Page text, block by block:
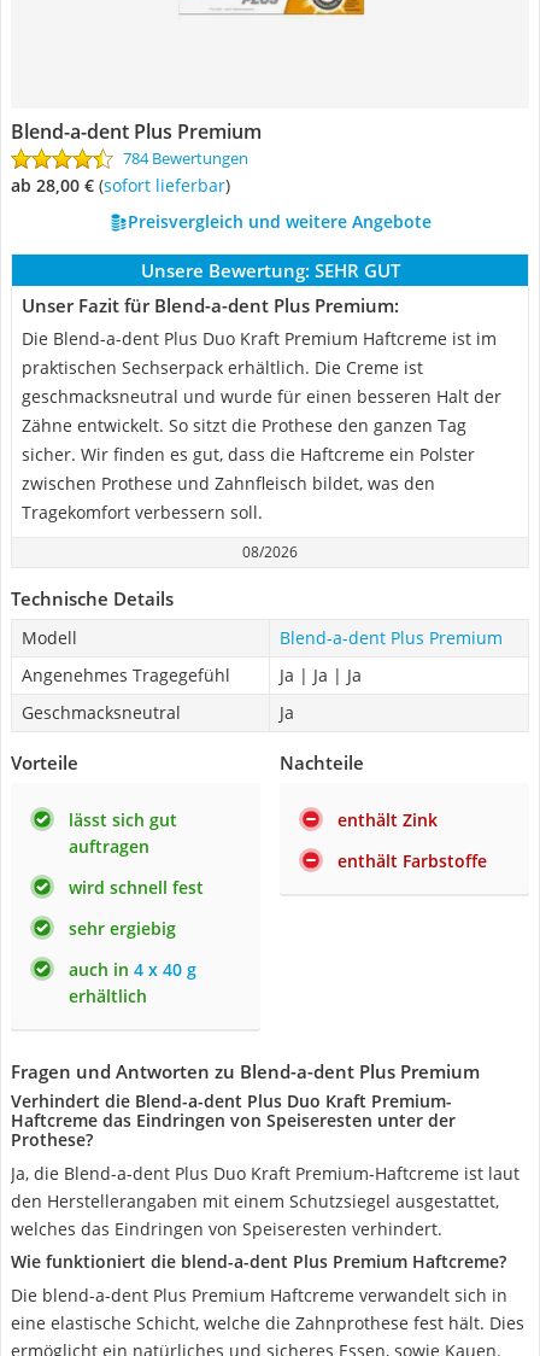
Blend-a-dent Plus Premium
784 Bewertungen
ab 28,00 € ( Sofort lieferbar)
Preisvergleich und weitere Angebote
Unsere Bewertung: SEHR GUT
Unser Fazit für Blend-a-dent Plus Premium:
Die Blend-a-dent Plus Duo Kraft Premium Haftcreme ist im
praktischen Sechserpack erhältlich. Die Creme ist
geschmacksneutral und wurde für einen besseren Halt der
Zähne entwickelt. So sitzt die Prothese den ganzen Tag
sicher. Wir finden es gut, dass die Haftcreme ein Polster
zwischen Prothese und Zahnfleisch bildet, was den
Tragekomfort verbessern soll.
08/2026
Technische Details
Modell
Blend-a-dent Plus Premium
Angenehmes Tragegefühl
Ja | Ja | Ja
Geschmacksneutral
Ja
Vorteile
lässt sich gut
auftragen
wird schnell fest
sehr ergiebig
auch in 4 x 40 g
erhältlich
Nachteile
enthält Zink
enthält Farbstoffe
Fragen und Antworten zu Blend-a-dent Plus Premium
Verhindert die Blend-a-dent Plus Duo Kraft Premium-
Haftcreme das Eindringen von Speiseresten unter der
Prothese?
Ja, die Blend-a-dent Plus Duo Kraft Premium-Haftcreme ist laut
den Herstellerangaben mit einem Schutzsiegel ausgestattet,
welches das Eindringen von Speiseresten verhindert.
Wie funktioniert die blend-a-dent Plus Premium Haftcreme?
Die blend-a-dent Plus Premium Haftcreme verwandelt sich in
eine elastische Schicht, welche die Zahnprothese fest hält. Dies
ermöglicht ein natürliches und sicheres Essen, sowie Kauen.